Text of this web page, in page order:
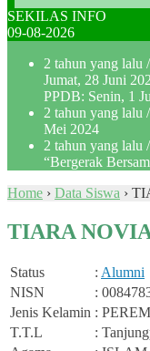
SEKILAS INFO
09-08-2026
2 tahun yang lalu
Jumat, 28 Juni
PPDB: Senin, 1
2 tahun yang lalu
Mei 2024
2 tahun yang lalu
“Bergerak
Home › Data Siswa ›
TIARA
Status : Alumni
NISN
:
Jenis Kelamin :
T.T.L
: